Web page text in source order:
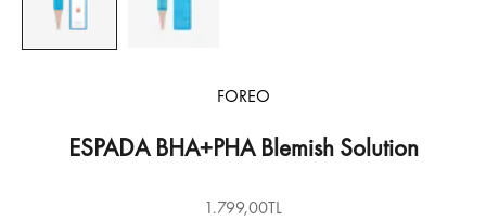
FOREO
ESPADA BHA+PHA Blemish Solution
İndirimli fiyat
1.799,00TL